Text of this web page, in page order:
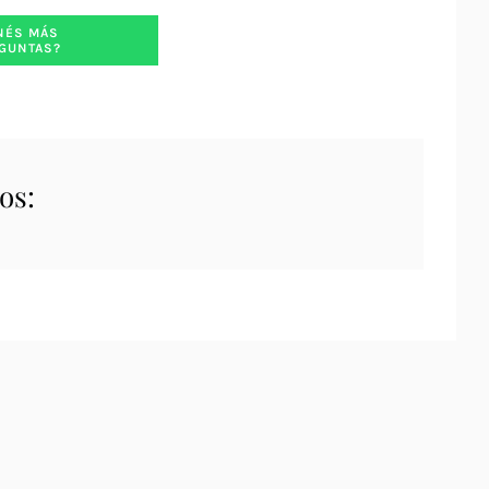
MÁS